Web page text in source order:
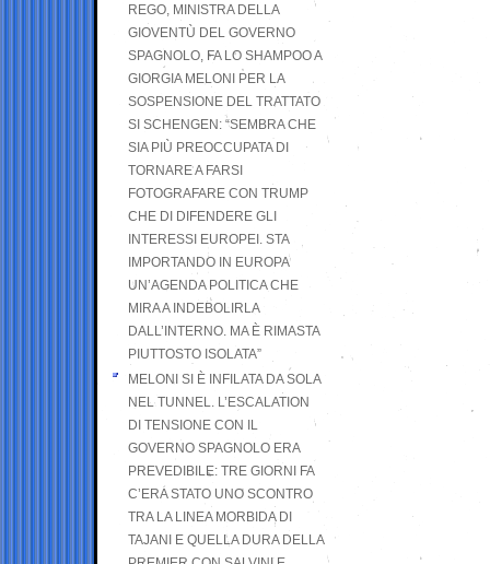
REGO, MINISTRA DELLA
GIOVENTÙ DEL GOVERNO
SPAGNOLO, FA LO SHAMPOO A
GIORGIA MELONI PER LA
SOSPENSIONE DEL TRATTATO
SI SCHENGEN: “SEMBRA CHE
SIA PIÙ PREOCCUPATA DI
TORNARE A FARSI
FOTOGRAFARE CON TRUMP
CHE DI DIFENDERE GLI
INTERESSI EUROPEI. STA
IMPORTANDO IN EUROPA
UN’AGENDA POLITICA CHE
MIRA A INDEBOLIRLA
DALL’INTERNO. MA È RIMASTA
PIUTTOSTO ISOLATA”
MELONI SI È INFILATA DA SOLA
NEL TUNNEL. L’ESCALATION
DI TENSIONE CON IL
GOVERNO SPAGNOLO ERA
PREVEDIBILE: TRE GIORNI FA
C’ERA STATO UNO SCONTRO
TRA LA LINEA MORBIDA DI
TAJANI E QUELLA DURA DELLA